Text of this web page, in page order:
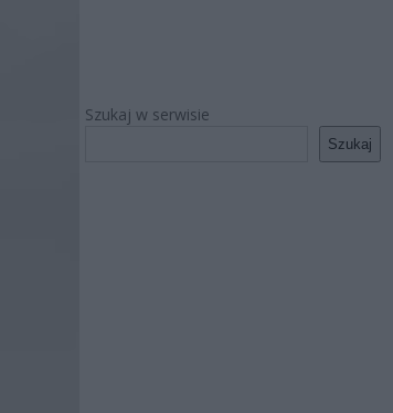
Szukaj w serwisie
Szukaj